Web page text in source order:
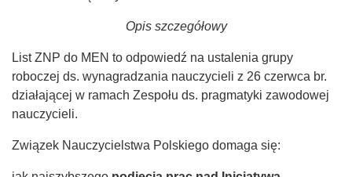
Opis szczegółowy
List ZNP do MEN to odpowiedź na ustalenia grupy
roboczej ds. wynagradzania nauczycieli z 26 czerwca br.
działającej w ramach Zespołu ds. pragmatyki zawodowej
nauczycieli.
Związek Nauczycielstwa Polskiego domaga się: